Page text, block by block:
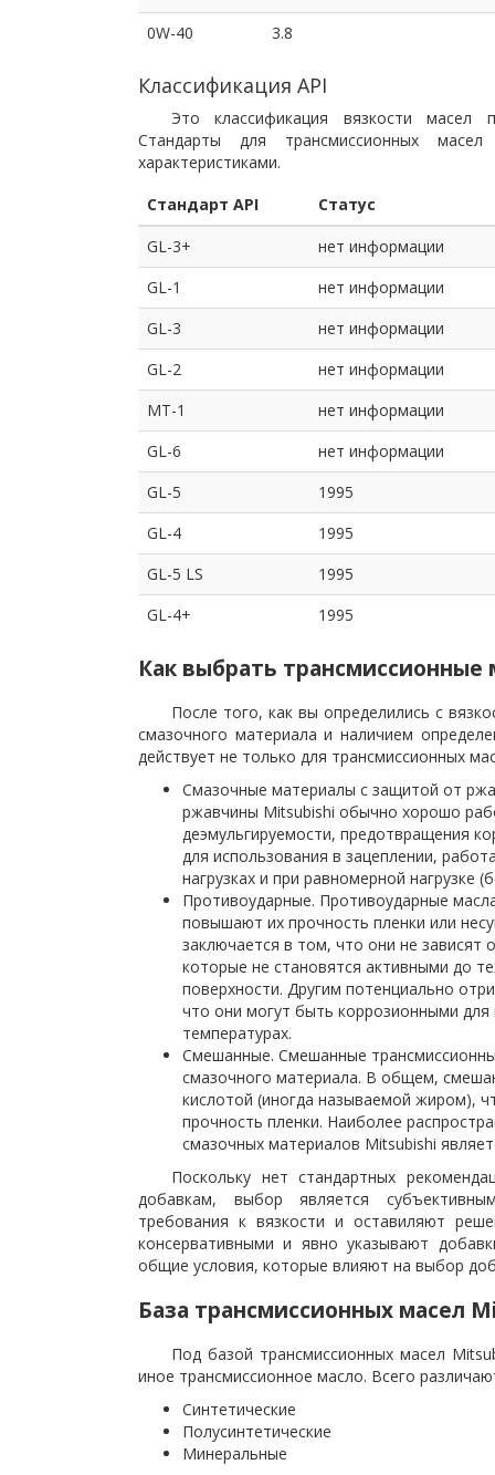
0W-40
3.8
Классификация API
Это классификация вязкости масел
Стандарты для трансмиссионных
характеристиками.
Стандарт API
Статус
GL-3+
нет информации
GL-1
нет информации
GL-3
нет информации
GL-2
нет информации
MT-1
нет информации
GL-6
нет информации
GL-5
1995
GL-4
1995
GL-5 LS
1995
GL-4+
1995
Как выбрать трансмиссионные
После того, как вы определились с
смазочного материала и наличием
действует не только для трансмиссионных
Смазочные материалы с защитой от
ржавчины Mitsubishi обычно хорошо
деэмульгируемости, предотвращения
для использования в зацеплении,
нагрузках и при равномерной нагрузке
Противоударные. Противоударные
повышают их прочность пленки или
заключается в том, что они не
которые не становятся активными до
поверхности. Другим потенциально
что они могут быть коррозионными
температурах.
Смешанные. Смешанные
смазочного материала. В общем,
кислотой (иногда называемой жиром),
прочность пленки. Наиболее
смазочных материалов Mitsubishi
Поскольку нет стандартных
добавкам, выбор является
требования к вязкости и оставиляют
консервативными и явно указывают
общие условия, которые влияют на выбор
База трансмиссионных масел
Под базой трансмиссионных масел
иное трансмиссионное масло. Всего
Синтетические
Полусинтетические
Минеральные